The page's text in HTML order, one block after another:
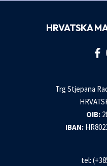
HRVATSKA
Trg Stjepana
OIB:
IBAN:
tel: